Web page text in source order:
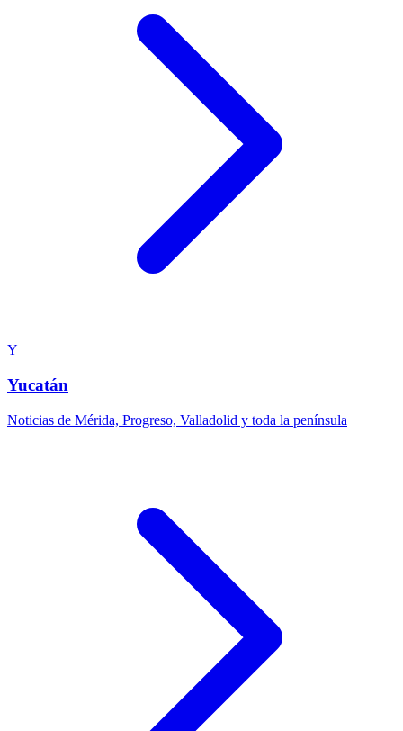
Y
Yucatán
Noticias de Mérida, Progreso, Valladolid y toda la península